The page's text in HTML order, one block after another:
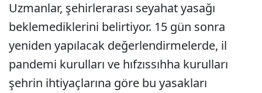
Uzmanlar, şehirlerarası seyahat yasağı
beklemediklerini belirtiyor. 15 gün sonra
yeniden yapılacak değerlendirmelerde, il
pandemi kurulları ve hıfzıssıhha kurulları
şehrin ihtiyaçlarına göre bu yasakları